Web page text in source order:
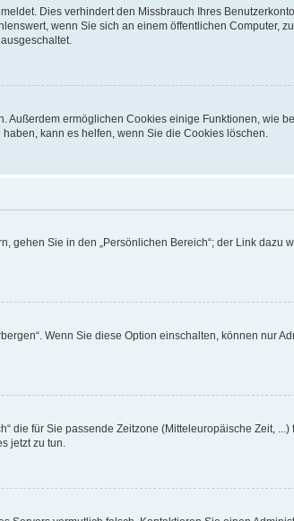
Dies verhindert den Missbrauch Ihres
wenn Sie sich an einem öffentlichen Computer,
Außerdem ermöglichen Cookies einige Funktionen, wie
kann es helfen, wenn Sie die Cookies löschen.
Sie in den „Persönlichen Bereich“; der Link dazu
Wenn Sie diese Option einschalten, können nur
die für Sie passende Zeitzone (Mitteleuropäische Zeit, ...)
jetzt zu tun.